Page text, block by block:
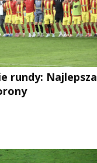
rundy: Najlepsza